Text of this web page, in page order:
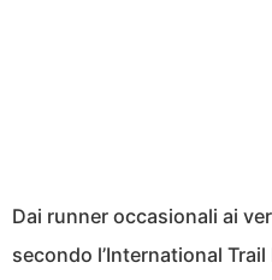
Dai runner occasionali ai
secondo l’International